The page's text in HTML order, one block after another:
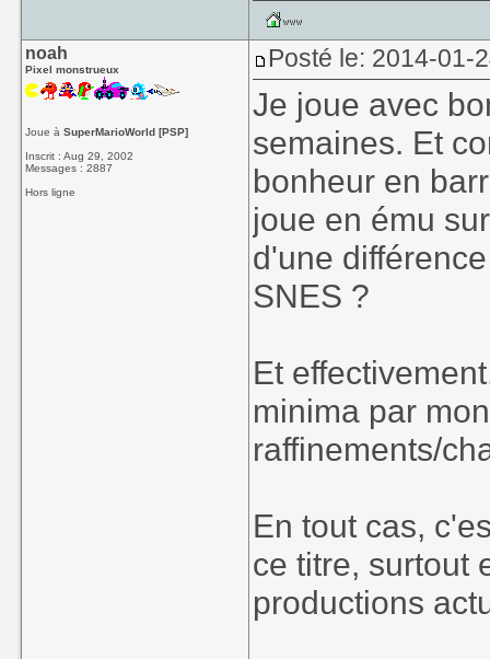
noah
Pixel monstrueux
Joue àSuperMarioWorld [PSP]
Inscrit : Aug 29, 2002
Messages : 2887
Hors ligne
Posté le: 2014-01-
Je joue avec
semaines. Et
bonheur en
joue en ému
d'une
SNES ?
Et
minima par
raffinements/
En tout cas,
ce titre, surtout
productions